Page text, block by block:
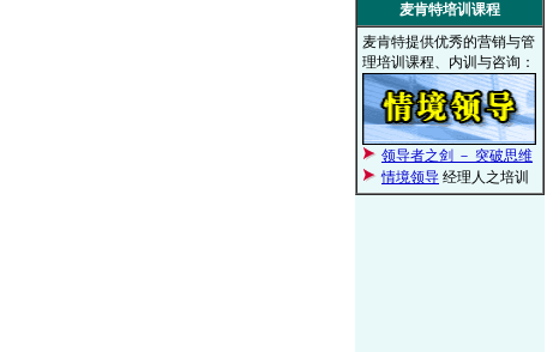
麦肯特培训课程
麦肯特提供优秀的营销与管
理培训课程、内训与咨询：
领导者之剑 － 突破思维
情境领导 经理人之培训